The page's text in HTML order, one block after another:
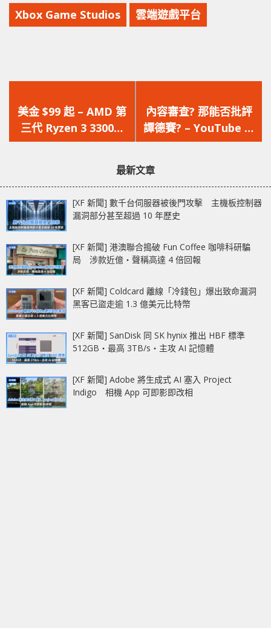
Xbox Game Studios 雲端遊戲平台
一
篇
文
美金 $99 起 – AMD 第
三代 Ryzen 3 3300X,
3100 處理器現身
一
篇
文
內容審查? 那能否批評
譚德賽? – YouTube 新
政策將移除不符 WHO
最新文章
[XF 新聞] 數千台伺服器被後門攻擊 主機板控制器
漏洞部分甚至超過 10 年歷史
[XF 新聞] 港澳聯合搗破 Fun Coffee 咖啡科研騙
局 涉款近億‧聲稱高達 4 倍回報
[XF 新聞] Coldcard 離線「冷錢包」爆出致命漏洞
黑客已盜走逾 1.3 億美元比特幣
[XF 新聞] SanDisk 同 SK hynix 推出 HBF 標準
512GB‧最高 3TB/s‧主攻 AI 記憶體
[XF 新聞] Adobe 將生成式 AI 塞入 Project
Indigo 相機 App 可即影即改相